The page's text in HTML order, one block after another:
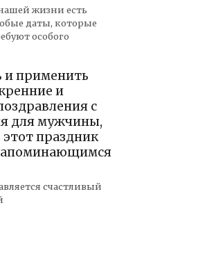
жизни есть
даты, которые
особого
и применить
и
с
для мужчины,
праздник
счастливый